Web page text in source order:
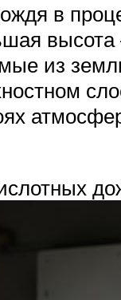
в
высота
из